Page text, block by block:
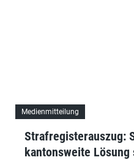
Medienmitteilung
Strafregisterauszug:
kantonsweite